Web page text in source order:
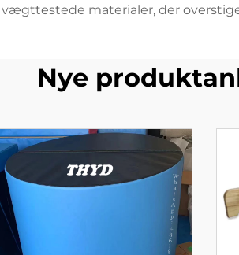
vægttestede materialer, der
Nye